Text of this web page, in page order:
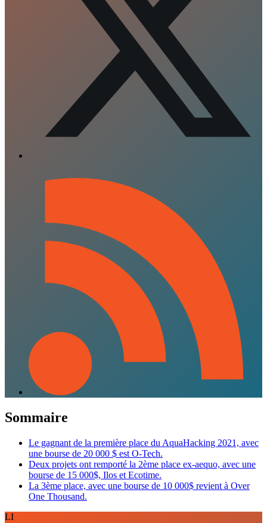
Sommaire
Le gagnant de la première place du AquaHacking 2021, avec
une bourse de 20 000 $ est O-Tech.
Deux projets ont remporté la 2ème place ex-aequo, avec une
bourse de 15 000$, Ilos et Ecotime.
La 3ème place, avec une bourse de 10 000$ revient à Over
One Thousand.
LI